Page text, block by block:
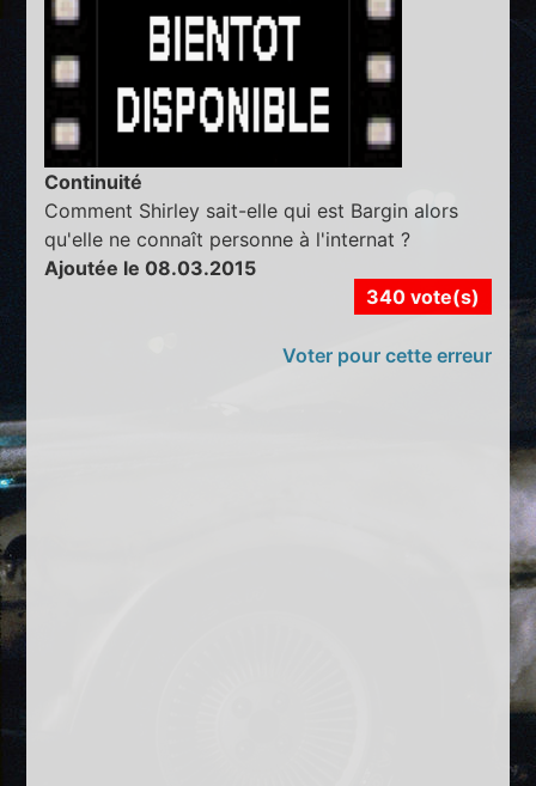
Continuité
Comment Shirley sait-elle qui est Bargin alors
qu'elle ne connaît personne à l'internat ?
Ajoutée le 08.03.2015
340 vote(s)
Voter pour cette erreur